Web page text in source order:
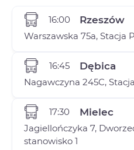
16:00 Rzeszów
Warszawska 75a, Stacja
16:45 Dębica
Nagawczyna 245C,
17:30 Mielec
Jagiellończyka 7,
stanowisko 1